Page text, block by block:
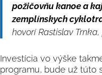
požičovňu kanoe a
zemplínskych
hovorí Rastislav
Investícia vo výške
programu, bude už túto